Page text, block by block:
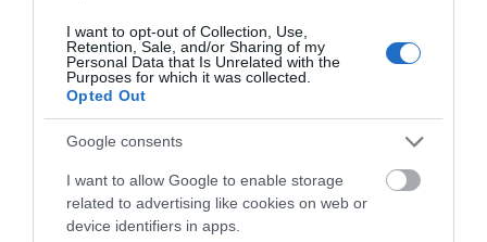
I want to opt-out of Collection, Use,
Retention, Sale, and/or Sharing of my
Personal Data that Is Unrelated with the
Purposes for which it was collected.
Opted Out
Google consents
I want to allow Google to enable storage
related to advertising like cookies on web or
device identifiers in apps.